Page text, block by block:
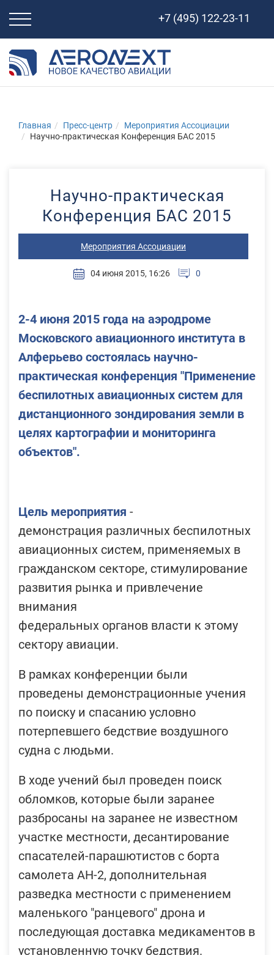
Свернуть
навигацию
+7 (495) 122-23-11
Главная Пресс-центр
Мероприятия Ассоциации
Научно-практическая Конференция БАС 2015
Научно-практическая
Конференция БАС 2015
Мероприятия Ассоциации
04 июня 2015, 16:26 0
2-4 июня 2015 года на аэродроме
Московского авиационного института в
Алферьево состоялась научно-
практическая конференция "Применение
беспилотных авиационных систем для
дистанционного зондирования земли в
целях картографии и мониторинга
объектов".
Цель мероприятия -
демонстрация различных беспилотных
авиационных систем, применяемых в
гражданском секторе, стимулирование
развития рынка и привлечение
внимания
федеральных органов власти к этому
сектору авиации.
В рамках конференции были
проведены демонстрационные учения
по поиску и спасанию условно
потерпевшего бедствие воздушного
судна с людьми.
В ходе учений был проведен поиск
обломков, которые были заранее
разбросаны на заранее не известном
участке местности, десантирование
спасателей-парашютистов с борта
самолета АН-2, дополнительная
разведка местности с применением
маленького "ранцевого" дрона и
последующая доставка медикаментов в
установленную точку бедствия.